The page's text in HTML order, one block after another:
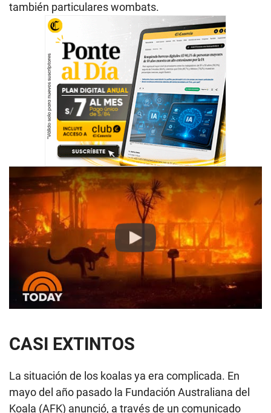
también particulares wombats.
Play
CASI EXTINTOS
La situación de los koalas ya era complicada. En
mayo del año pasado la Fundación Australiana del
Koala (AFK) anunció, a través de un comunicado